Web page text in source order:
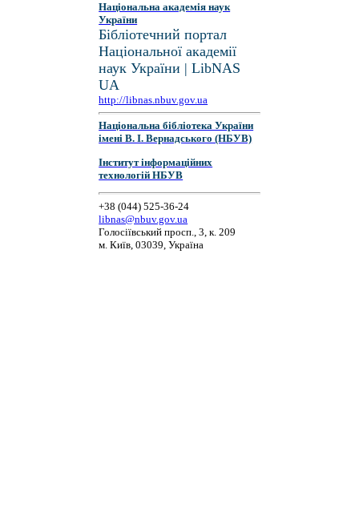
Національна академія наук
України
Бібліотечний портал
Національної академії
наук України | LibNAS
UA
http://libnas.nbuv.gov.ua
Національна бібліотека України
імені В. І. Вернадського (НБУВ)
Інститут інформаційних
технологій НБУВ
+38 (044) 525-36-24
libnas@nbuv.gov.ua
Голосіївський просп., 3, к. 209
м. Київ, 03039, Україна